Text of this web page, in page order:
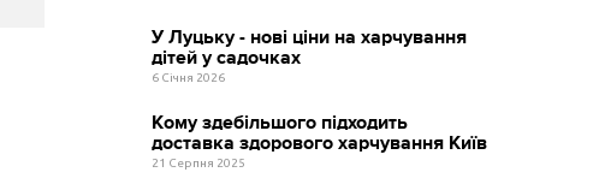
У Луцьку - нові ціни на харчування
дітей у садочках
6 Січня 2026
Кому здебільшого підходить
доставка здорового харчування Київ
21 Серпня 2025